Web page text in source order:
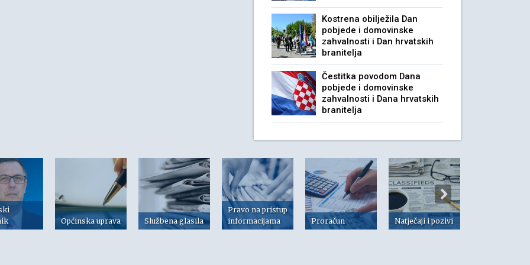
Kostrena obilježila Dan
pobjede i domovinske
zahvalnosti i Dan hrvatskih
branitelja
Čestitka povodom Dana
pobjede i domovinske
zahvalnosti i Dana hrvatskih
branitelja
Općinska uprava Službena glasila
Pravo na pristup
informacijama
Proračun Natječaji i pozivi